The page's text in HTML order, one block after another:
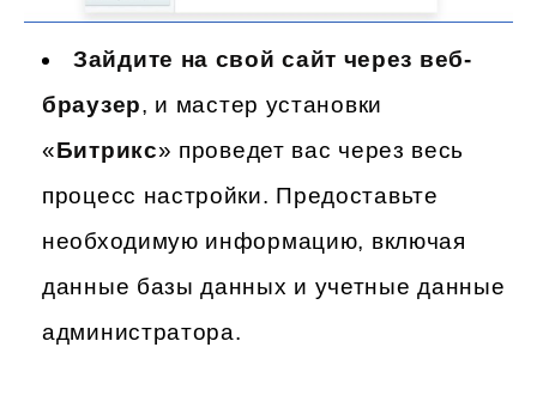
Зайдите на свой сайт через веб-
браузер, и мастер установки
«Битрикс» проведет вас через весь
процесс настройки. Предоставьте
необходимую информацию, включая
данные базы данных и учетные данные
администратора.